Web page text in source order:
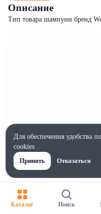
Описание
Тип товара шампуни бренд
Характеристики
Ширина, мм
Каталог Поиск
Для обеспечения удобства
cookies
Принять
Отказаться